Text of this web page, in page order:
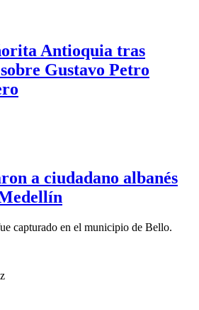
Antioquia tras
Gustavo Petro
a ciudadano albanés
capturado en el municipio de Bello.